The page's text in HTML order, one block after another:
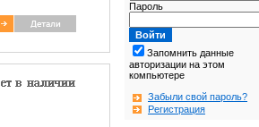
Пароль
Запомнить данные
авторизации на этом
компьютере
Забыли свой пароль?
Регистрация